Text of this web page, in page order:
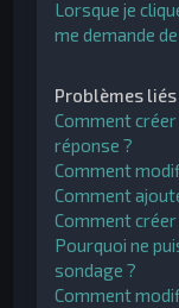
Lorsque je
me demande
Problèmes
Comment
réponse ?
Comment
Comment
Comment
Pourquoi ne
sondage ?
Comment